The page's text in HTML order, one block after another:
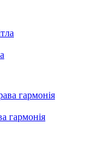
гармонія